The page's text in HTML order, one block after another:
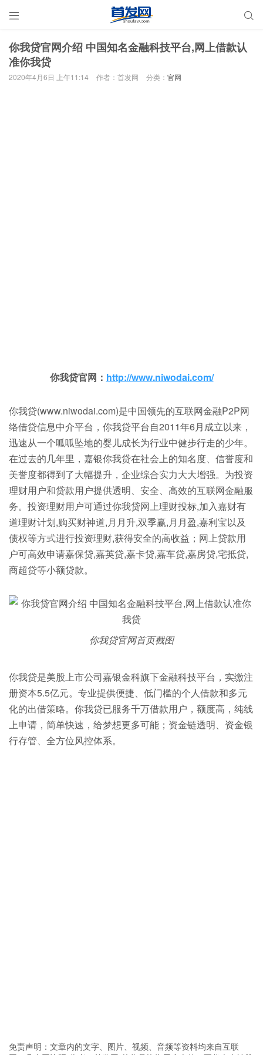
 
你我贷官网介绍 中国知名金融科技平台,网上借款认
准你我贷
2020年4月6日 上午11:14 作者：首发网 分类： 官网
你我贷官网： http://www.niwodai.com/
你我贷(www.niwodai.com)是中国领先的互联网金融P2P网
络借贷信息中介平台，你我贷平台自2011年6月成立以来，
迅速从一个呱呱坠地的婴儿成长为行业中健步行走的少年。
在过去的几年里，嘉银你我贷在社会上的知名度、信誉度和
美誉度都得到了大幅提升，企业综合实力大大增强。为投资
理财用户和贷款用户提供透明、安全、高效的互联网金融服
务。投资理财用户可通过你我贷网上理财投标,加入嘉财有
道理财计划,购买财神道,月月升,双季赢,月月盈,嘉利宝以及
债权等方式进行投资理财,获得安全的高收益；网上贷款用
户可高效申请嘉保贷,嘉英贷,嘉卡贷,嘉车贷,嘉房贷,宅抵贷,
商超贷等小额贷款。
你我贷官网首页截图
你我贷是美股上市公司嘉银金科旗下金融科技平台，实缴注
册资本5.5亿元。专业提供便捷、低门槛的个人借款和多元
化的出借策略。你我贷已服务千万借款用户，额度高，纯线
上申请，简单快速，给梦想更多可能；资金链透明、资金银
行存管、全方位风控体系。
免责声明：文章内的文字、图片、视频、音频等资料均来自互联